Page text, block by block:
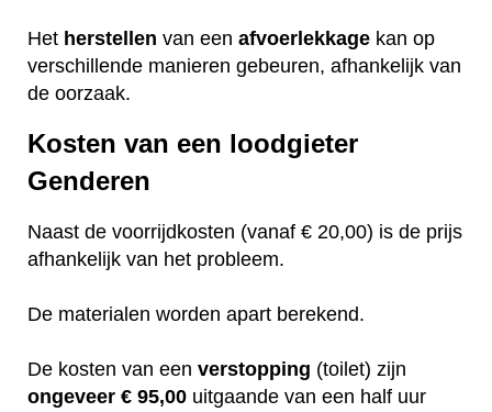
Het herstellen van een afvoerlekkage kan op
verschillende manieren gebeuren, afhankelijk van
de oorzaak.
Kosten van een loodgieter
Genderen
Naast de voorrijdkosten (vanaf € 20,00) is de prijs
afhankelijk van het probleem.
De materialen worden apart berekend.
De kosten van een verstopping (toilet) zijn
ongeveer € 95,00 uitgaande van een half uur